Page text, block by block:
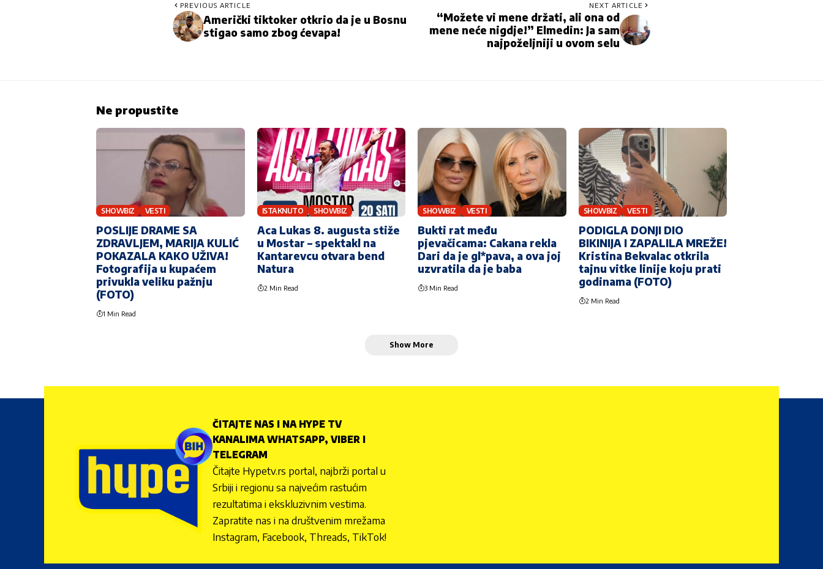
PREVIOUS ARTICLE
Američki tiktoker otkrio da je u Bosnu
stigao samo zbog ćevapa!
NEXT ARTICLE
“Možete vi mene držati, ali ona od
mene neće nigdje!” Elmedin: Ja sam
najpoželjniji u ovom selu
Ne propustite
SHOWBIZ VESTI
POSLIJE DRAME SA
ZDRAVLJEM, MARIJA KULIĆ
POKAZALA KAKO UŽIVA!
Fotografija u kupaćem
privukla veliku pažnju
(FOTO)
1 Min Read
ISTAKNUTO SHOWBIZ
Aca Lukas 8. augusta stiže
u Mostar – spektakl na
Kantarevcu otvara bend
Natura
2 Min Read
SHOWBIZ VESTI
Bukti rat među
pjevačicama: Cakana rekla
Dari da je gl*pava, a ova joj
uzvratila da je baba
3 Min Read
SHOWBIZ VESTI
PODIGLA DONJI DIO
BIKINIJA I ZAPALILA MREŽE!
Kristina Bekvalac otkrila
tajnu vitke linije koju prati
godinama (FOTO)
2 Min Read
Show More
ČITAJTE NAS I NA HYPE TV
KANALIMA WHATSAPP, VIBER I
TELEGRAM
Čitajte Hypetv.rs portal, najbrži portal u
Srbiji i regionu sa najvećim rastućim
rezultatima i ekskluzivnim vestima.
Zapratite nas i na društvenim mrežama
Instagram, Facebook, Threads, TikTok!